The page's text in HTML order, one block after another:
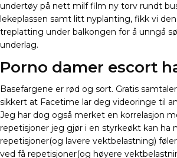
undertøy på nett milf film ny torv rundt
lekeplassen samt litt nyplanting, fikk vi
treplatting under balkongen for å unngå
underlag.
Porno damer escort
Basefargene er rød og sort. Gratis
sikkert at Facetime lar deg videoringe til
Jeg har dog også merket en korrelasjon
repetisjoner jeg gjør i en styrkeøkt kan ha
repetisjoner(og lavere vektbelastning)
ved få repetisjoner(og høyere